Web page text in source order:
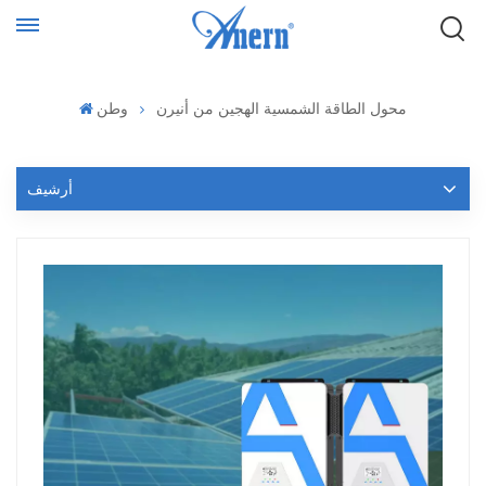
وطن محول الطاقة الشمسية الهجين من أنيرن
أرشيف